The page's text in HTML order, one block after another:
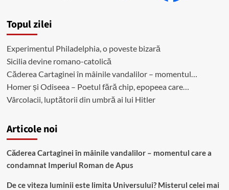
timpurile
Topul zilei
Experimentul Philadelphia, o poveste bizară
Sicilia devine romano-catolică
Căderea Cartaginei în mâinile vandalilor – momentul…
Homer și Odiseea – Poetul fără chip, epopeea care…
Vârcolacii, luptătorii din umbră ai lui Hitler
Articole noi
Căderea Cartaginei în mâinile vandalilor – momentul care a
condamnat Imperiul Roman de Apus
De ce viteza luminii este limita Universului? Misterul celei mai